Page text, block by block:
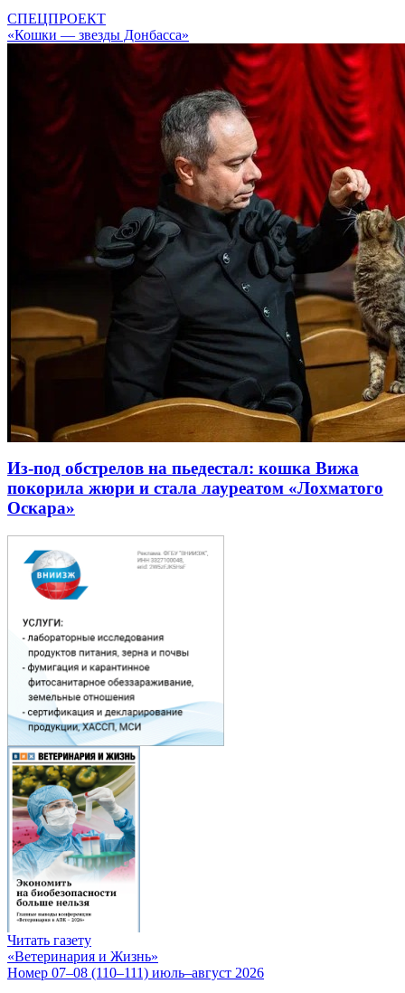
СПЕЦПРОЕКТ
«Кошки — звезды Донбасса»
Из-под обстрелов на пьедестал: кошка Вижа
покорила жюри и стала лауреатом «Лохматого
Оскара»
Читать газету
«Ветеринария и Жизнь»
Номер 07–08 (110–111) июль–август 2026